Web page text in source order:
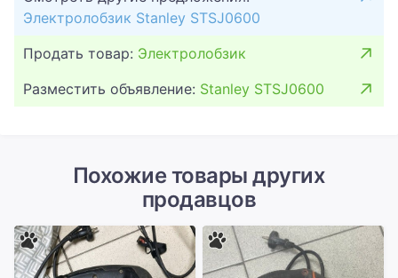
Электролобзик Stanley STSJ0600
Продать товар: Электролобзик
Разместить объявление: Stanley STSJ0600
Похожие товары других
продавцов